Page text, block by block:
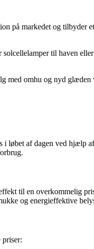
på markedet og tilbyder
til haven
med omhu og nyd glæden
løbet af dagen ved hjælp
til en overkommelig
og energieffektive
priser: